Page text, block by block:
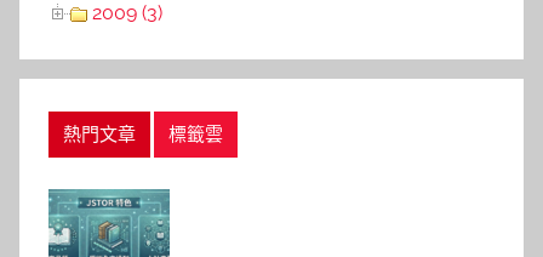
2009 (3)
熱門文章 標籤雲